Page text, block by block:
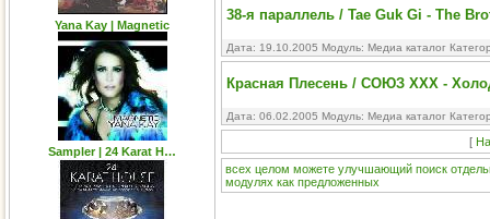
Yana Kay | Magnetic
Sampler | 24 Karat H…
38-я параллель / Tae Guk Gi - The
Дата: 19.10.2005 Модуль: Медиа каталог
Красная Плесень / СОЮЗ XXX -
Дата: 06.02.2005 Модуль: Медиа каталог
[
всех целом можете улучшающий поиск
модулях как предложенных